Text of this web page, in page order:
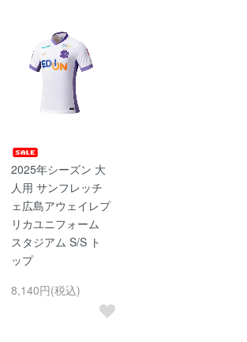
2025年シーズン 大
人用 サンフレッチ
ェ広島アウェイレプ
リカユニフォーム
スタジアム S/S ト
ップ
8,140円(税込)